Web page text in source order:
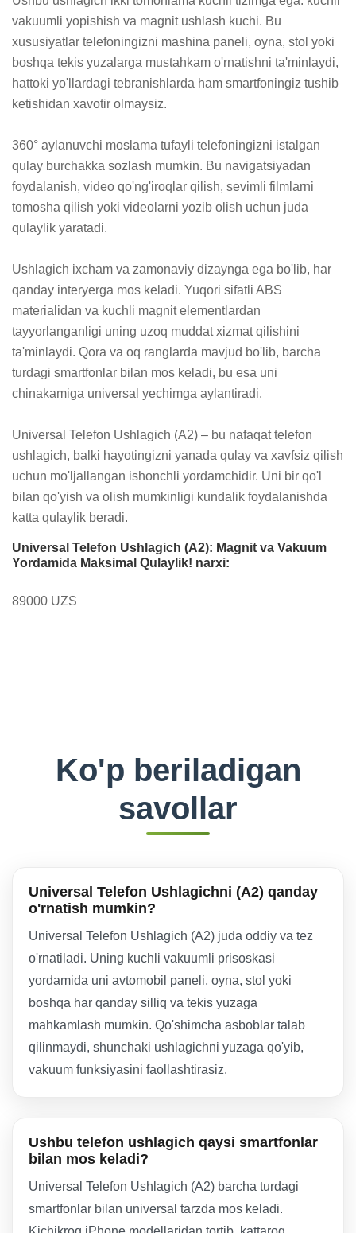
vakuumli yopishish va magnit ushlash kuchi. Bu
xususiyatlar telefoningizni mashina paneli, oyna, stol yoki
boshqa tekis yuzalarga mustahkam o'rnatishni ta'minlaydi,
hattoki yo'llardagi tebranishlarda ham smartfoningiz tushib
ketishidan xavotir olmaysiz.
360° aylanuvchi moslama tufayli telefoningizni istalgan
qulay burchakka sozlash mumkin. Bu navigatsiyadan
foydalanish, video qo'ng'iroqlar qilish, sevimli filmlarni
tomosha qilish yoki videolarni yozib olish uchun juda
qulaylik yaratadi.
Ushlagich ixcham va zamonaviy dizaynga ega bo'lib, har
qanday interyerga mos keladi. Yuqori sifatli ABS
materialidan va kuchli magnit elementlardan
tayyorlanganligi uning uzoq muddat xizmat qilishini
ta'minlaydi. Qora va oq ranglarda mavjud bo'lib, barcha
turdagi smartfonlar bilan mos keladi, bu esa uni
chinakamiga universal yechimga aylantiradi.
Universal Telefon Ushlagich (A2) – bu nafaqat telefon
ushlagich, balki hayotingizni yanada qulay va xavfsiz qilish
uchun mo'ljallangan ishonchli yordamchidir. Uni bir qo'l
bilan qo'yish va olish mumkinligi kundalik foydalanishda
katta qulaylik beradi.
Universal Telefon Ushlagich (A2): Magnit va Vakuum
Yordamida Maksimal Qulaylik! narxi:
89000 UZS
Ko'p beriladigan
savollar
Universal Telefon Ushlagichni (A2) qanday
o'rnatish mumkin?
Universal Telefon Ushlagich (A2) juda oddiy va tez
o'rnatiladi. Uning kuchli vakuumli prisoskasi
yordamida uni avtomobil paneli, oyna, stol yoki
boshqa har qanday silliq va tekis yuzaga
mahkamlash mumkin. Qo'shimcha asboblar talab
qilinmaydi, shunchaki ushlagichni yuzaga qo'yib,
vakuum funksiyasini faollashtirasiz.
Ushbu telefon ushlagich qaysi smartfonlar
bilan mos keladi?
Universal Telefon Ushlagich (A2) barcha turdagi
smartfonlar bilan universal tarzda mos keladi.